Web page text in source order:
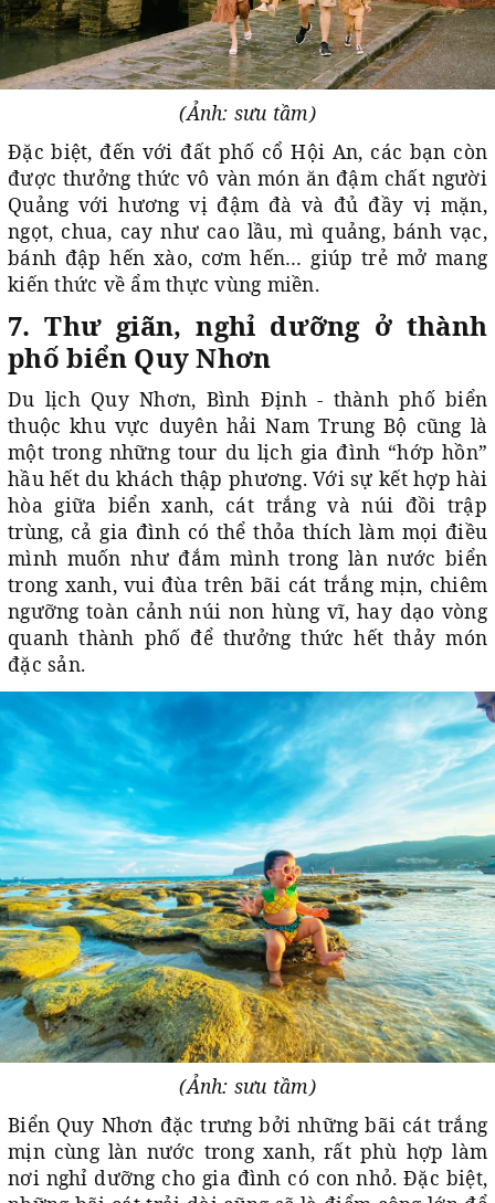
(Ảnh: sưu tầm)
Đặc biệt, đến với đất phố cổ Hội An, các bạn còn
được thưởng thức vô vàn món ăn đậm chất người
Quảng với hương vị đậm đà và đủ đầy vị mặn,
ngọt, chua, cay như cao lầu, mì quảng, bánh vạc,
bánh đập hến xào, cơm hến… giúp trẻ mở mang
kiến thức về ẩm thực vùng miền.
7. Thư giãn, nghỉ dưỡng ở thành
phố biển Quy Nhơn
Du lịch Quy Nhơn, Bình Định - thành phố biển
thuộc khu vực duyên hải Nam Trung Bộ cũng là
một trong những tour du lịch gia đình “hớp hồn”
hầu hết du khách thập phương. Với sự kết hợp hài
hòa giữa biển xanh, cát trắng và núi đồi trập
trùng, cả gia đình có thể thỏa thích làm mọi điều
mình muốn như đắm mình trong làn nước biển
trong xanh, vui đùa trên bãi cát trắng mịn, chiêm
ngưỡng toàn cảnh núi non hùng vĩ, hay dạo vòng
quanh thành phố để thưởng thức hết thảy món
đặc sản.
(Ảnh: sưu tầm)
Biển Quy Nhơn đặc trưng bởi những bãi cát trắng
mịn cùng làn nước trong xanh, rất phù hợp làm
nơi nghỉ dưỡng cho gia đình có con nhỏ. Đặc biệt,